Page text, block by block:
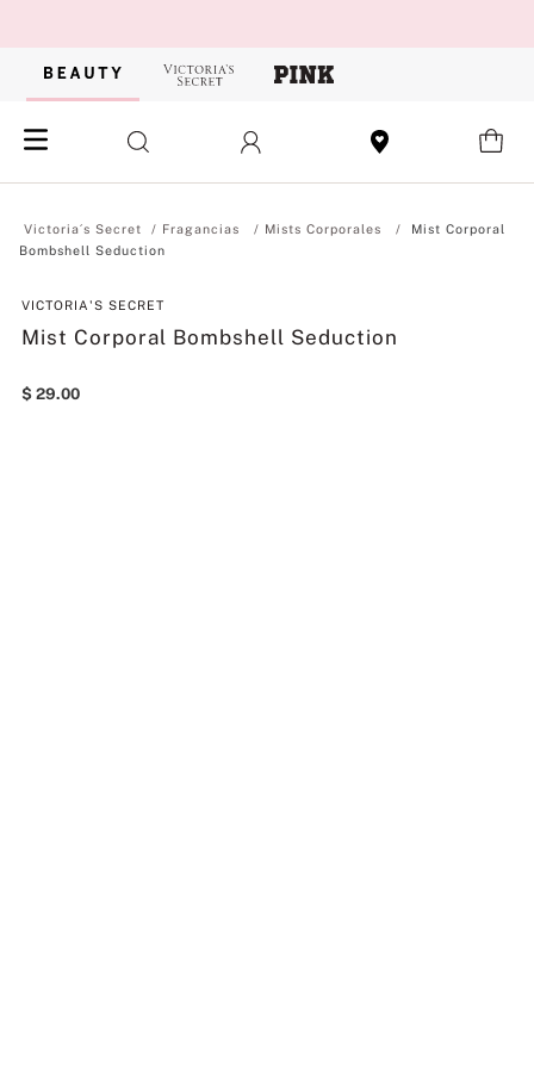
Fragancias Mists Corporales
Mist Corporal
Bombshell Seduction
VICTORIA'S SECRET
Mist Corporal Bombshell Seduction
$ 29.00